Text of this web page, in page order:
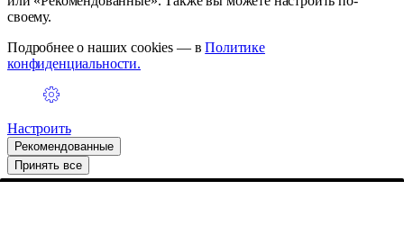
своему.
Подробнее о наших cookies — вПолитике
конфиденциальности.
Настроить
Рекомендованные
Принять все